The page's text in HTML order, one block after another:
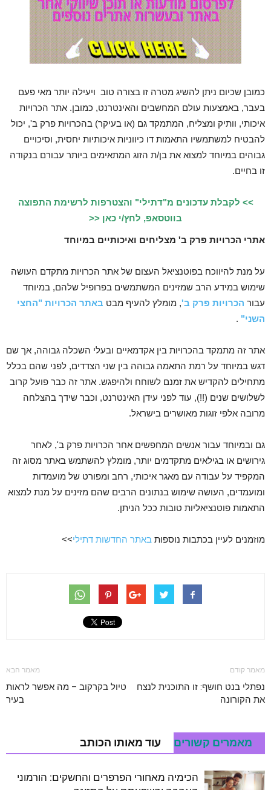
כמובן שכיום ניתן להשיג מטרה זו בצורה טוב ויעילה יותר מאי פעם
בעבר, באמצעות עולם המחשבים והאינטרנט, כמובן. אתר הכרויות
איכותי, וותיק ומצליח, המתמקד גם (או בעיקר) בהכרויות פרק ב', יכול
להבטיח למשתמשיו התאמות דו כיווניות איכותיות יחסית, וסיכויים
גבוהים במיוחד למצוא את בן/ת הזוג המתאימים ביותר עבורם בנקודה
זו בחיים.
>> לקבלת עדכונים מ"דתילי" והצטרפות לרשימת התפוצה
בווטסאפ, לחץ/י כאן <<
אתרי הכרויות פרק ב' מצליחים ואיכותיים במיוחד
על מנת להיווכח בפוטנציאל העצום של אתר הכרויות מתקדם העושה
שימוש במידע הרב שמזינים המשתמשים בפרופיל שלהם, במיוחד
עבור הכרויות פרק ב', מומלץ להעיף מבט באתר הכרויות "החצי
השני" .
אתר זה מתמקד בהכרויות בין אקדמאיים ובעלי השכלה גבוהה, אך שם
דגש במיוחד על רמת התאמה גבוהה בין שני הצדדים, לפני שהם בכלל
מתחילים להקדיש את זמנם לשוחח ולהיפגש. אתר זה כבר פועל קרוב
לשלושים שנים (!!), עוד לפני עידן האינטרנט, וכבר שידך בהצלחה
מרובה אלפי זוגות מאושרים בישראל.
גם ובמיוחד עבור אנשים המחפשים אחר הכרויות פרק ב', לאחר
גירושים או בגילאים מתקדמים יותר, מומלץ להשתמש באתר מסוג זה
המקפיד על עבודה עם מאגר איכותי, רחב ומפורט של מועמדות
ומועמדים, העושה שימוש בנתונים הרבים שהם מזינים על מנת למצוא
התאמות פוטנציאליות טובות ככל הניתן.
מוזמנים לעיין בכתבות נוספות באתר החדשות דתילי>>
מאמר קודם
נפתלי בנט חושף: זו התוכנית לנצח
את הקורונה
מאמר הבא
טיול בקרקוב – מה אפשר לראות
בעיר
מאמרים קשורים עוד מאותו הכותב
הכימיה מאחורי הפרפרים והחשקים: הורמוני